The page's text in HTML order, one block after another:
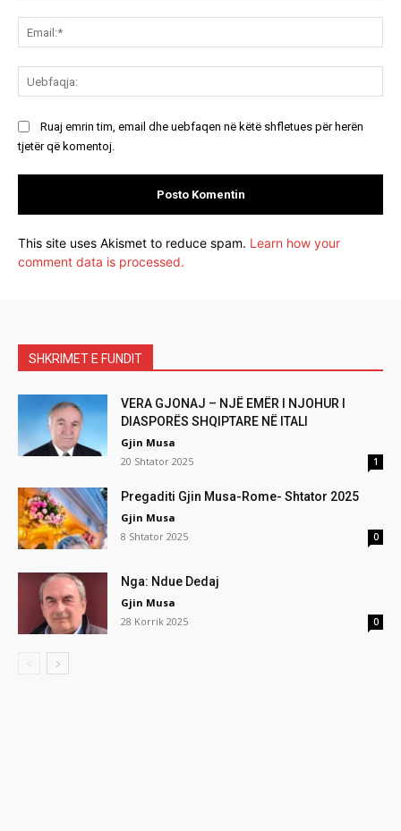
Ruaj emrin tim, email dhe uebfaqen në këtë shfletues për herën
tjetër që komentoj.
This site uses Akismet to reduce spam. Learn how your
comment data is processed.
SHKRIMET E FUNDIT
VERA GJONAJ – NJË EMËR I NJOHUR I
DIASPORËS SHQIPTARE NË ITALI
Gjin Musa
20 Shtator 2025
1
Pregaditi Gjin Musa-Rome- Shtator 2025
Gjin Musa
8 Shtator 2025
0
Nga: Ndue Dedaj
Gjin Musa
28 Korrik 2025
0